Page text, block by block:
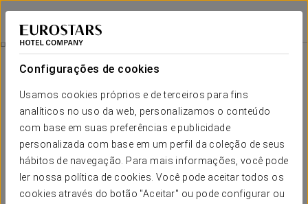
Configurações de cookies
Usamos cookies próprios e de terceiros para fins
analíticos no uso da web, personalizamos o conteúdo
com base em suas preferências e publicidade
personalizada com base em um perfil da coleção de seus
hábitos de navegação. Para mais informações, você pode
ler nossa política de cookies. Você pode aceitar todos os
cookies através do botão "Aceitar" ou pode configurar ou
Eurostars Palace
CÓRDOVA
Quartos
Quartos
O conforto e descanso que necessita
OEurostars Palacedispõe de 162 quartos luxuosos que
primam, todos eles assim como as casas de banho, por uma
cuidada decoração vanguardista. Todos os quartos são
extremamente espaçosos, com vista para o exterior e
banhados pela característicaluz naturalda Andaluzia,
temperada pelo ferro forjado que compõe a fachada.